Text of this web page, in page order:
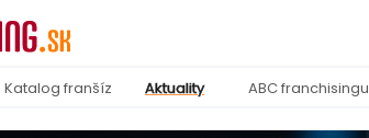
Katalog franšíz Aktuality ABC franchisingu